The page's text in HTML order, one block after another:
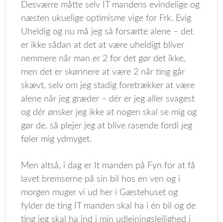
Desværre måtte selv IT mandens evindelige og
næsten ukuelige optimisme vige for Frk. Evig
Uheldig og nu må jeg så forsætte alene – det
er ikke sådan at det at være uheldigt bliver
nemmere når man er 2 for det gør det ikke,
men det er skønnere at være 2 når ting går
skævt, selv om jeg stadig foretrækker at være
alene når jeg græder – dér er jeg aller svagest
og dér ønsker jeg ikke at nogen skal se mig og
gør de, så plejer jeg at blive rasende fordi jeg
føler mig ydmyget.
Men altså, i dag er It manden på Fyn for at få
lavet bremserne på sin bil hos en ven og i
morgen muger vi ud her i Gæstehuset og
fylder de ting IT manden skal ha i én bil og de
ting jeg skal ha ind i min udlejningslejlighed i